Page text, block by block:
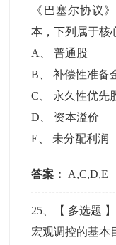
《巴塞尔协议
本，下列属于
A
、普通股
B 、补偿性准备
C
永久性优先
D
资本溢价
E
未分配利润
答案： A,C,D,E
25 、【 多选题 】
宏观调控的基